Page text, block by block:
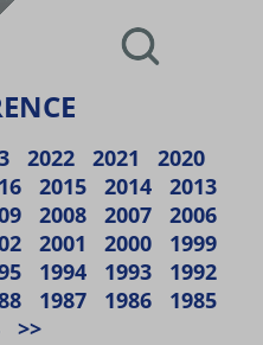
2022 2021
2020
2015 2014
2013
2008 2007
2006
2001 2000
1999
1994 1993
1992
1987 1986
1985
>>